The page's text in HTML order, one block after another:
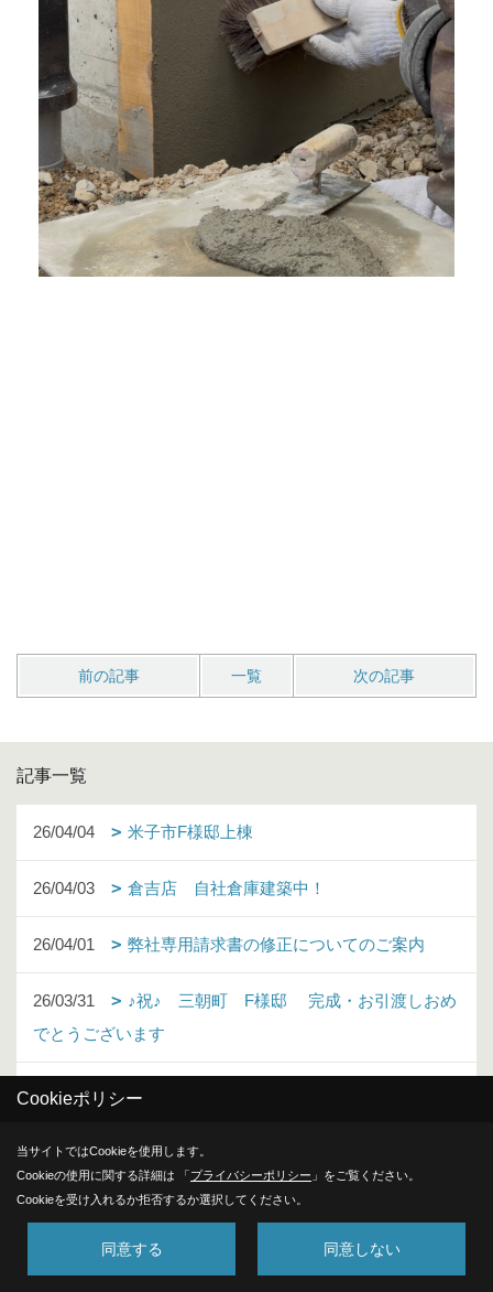
前の記事 一覧 次の記事
記事一覧
26/04/04 米子市F様邸上棟
26/04/03 倉吉店 自社倉庫建築中！
26/04/01 弊社専用請求書の修正についてのご案内
26/03/31
♪祝♪ 三朝町 F様邸 完成・お引渡しおめ
でとうございます
26/03/19
26/03/03 今年もシクラメンが咲きました！
Cookieポリシー
当サイトではCookieを使用します。
Cookieの使用に関する詳細は 「プライバシーポリシー 」をご覧ください。
Cookieを受け入れるか拒否するか選択してください。
同意する 同意しない